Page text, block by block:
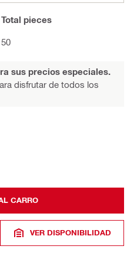
Total pieces
50
sus precios especiales.
disfrutar de todos los
CARRO
VER DISPONIBILIDAD